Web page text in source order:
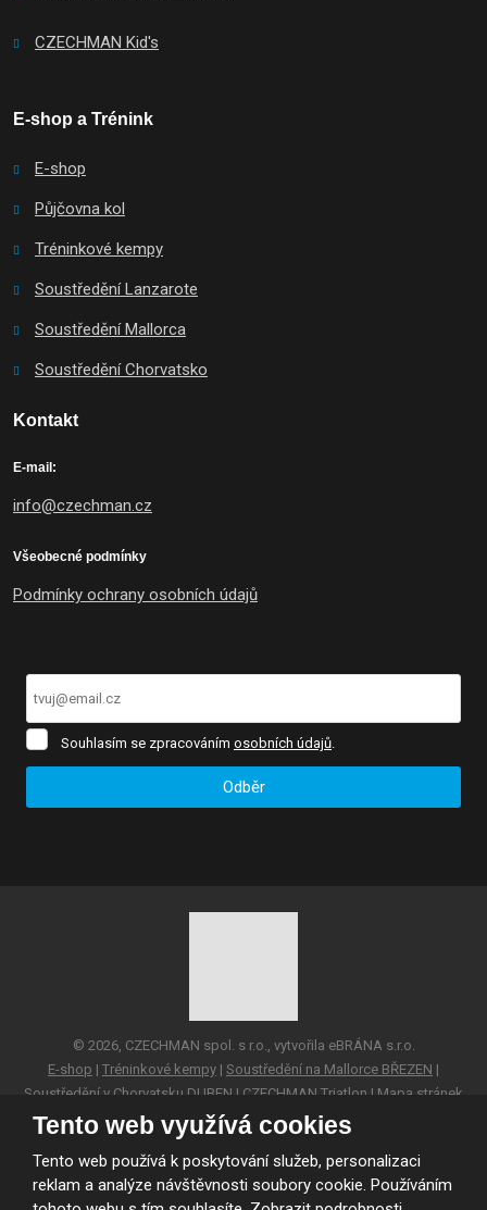
CZECHMAN Kid's
E-shop a Trénink
E-shop
Půjčovna kol
Tréninkové kempy
Soustředění Lanzarote
Soustředění Mallorca
Soustředění Chorvatsko
Kontakt
E-mail:
info@czechman.cz
Všeobecné podmínky
Podmínky ochrany osobních údajů
SouhlasímSouhlasím se zpracováním osobních údajů.
Odběr
© 2026, CZECHMAN spol. s r.o., vytvořila eBRÁNA s.r.o.
E-shop | Tréninkové kempy | Soustředění na Mallorce BŘEZEN |
Soustředění v Chorvatsku DUBEN | CZECHMAN Triatlon | Mapa stránek
VYROBILA
Tento web využívá cookies
Tento web používá k poskytování služeb, personalizaci
reklam a analýze návštěvnosti soubory cookie. Používáním